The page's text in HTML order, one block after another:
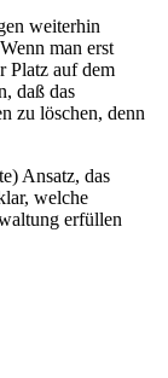
weiterhin
man erst
Platz auf dem
daß das
zu löschen, denn
Ansatz, das
welche
erfüllen